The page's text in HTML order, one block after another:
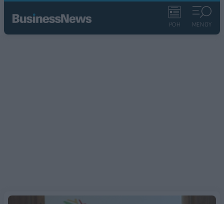
ΡΟΗ ΜΕΝΟΥ